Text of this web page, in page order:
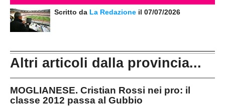
Scritto da La Redazione il 07/07/2026
Altri articoli dalla provincia...
MOGLIANESE. Cristian Rossi nei pro: il
classe 2012 passa al Gubbio